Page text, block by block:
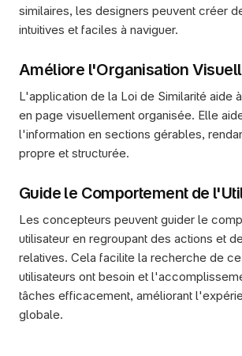
similaires, les designers peuvent créer
intuitives et faciles à naviguer.
Améliore l'Organisation
L'application de la Loi de Similarité aide
en page visuellement organisée. Elle
l'information en sections gérables,
propre et structurée.
Guide le Comportement de
Les concepteurs peuvent guider le
utilisateur en regroupant des actions et
relatives. Cela facilite la recherche de
utilisateurs ont besoin et
tâches efficacement, améliorant
globale.